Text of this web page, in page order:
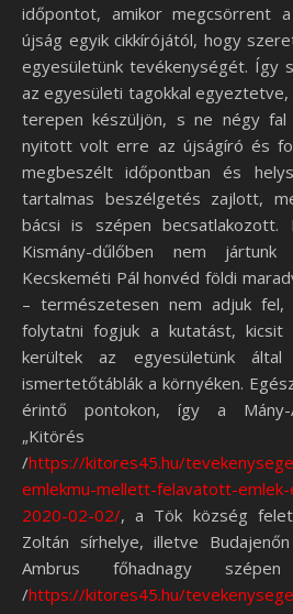
időpontot, amikor megcsörrent
újság egyik cikkírójától, hogy
egyesületünk tevékenységét. Így
az egyesületi tagokkal
terepen készüljön, s ne négy fal
nyitott volt erre az újságíró és
megbeszélt időpontban és
tartalmas beszélgetés zajlott,
bácsi is szépen becsatlakozott.
Kismány-dűlőben nem
Kecskeméti Pál honvéd földi
– természetesen nem adjuk fel,
folytatni fogjuk a kutatást, kicsit
kerültek az egyesületünk
ismertetőtáblák a környéken.
érintő pontokon, így a Mány-
„Kitörés
/https://kitores45.hu/
emlekmu-mellett-felavatott-
2020-02-02/, a Tök község
Zoltán sírhelye, illetve
Ambrus főhadnagy
/https://kitores45.hu/